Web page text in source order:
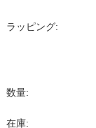
ラッピング:
数量:
在庫: